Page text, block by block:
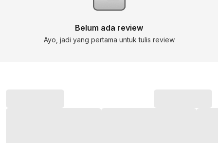
Belum ada review
Ayo, jadi yang pertama untuk tulis review